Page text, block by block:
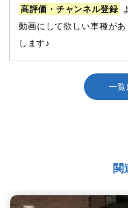
高評価・チャンネル登録
動画にして欲しい車種が
します♪
一覧
関